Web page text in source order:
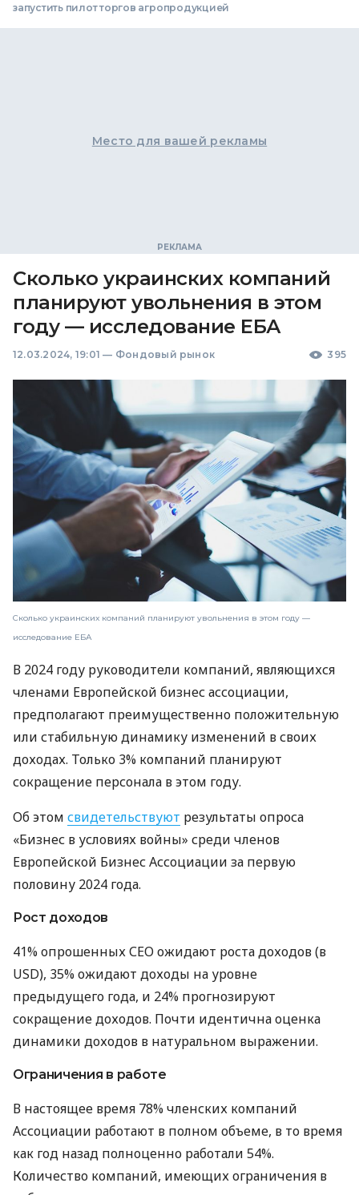
запустить пилот торгов агропродукцией
Место для вашей рекламы
Сколько украинских компаний
планируют увольнения в этом
году — исследование ЕБА
12.03.2024, 19:01 — Фондовый рынок 395
Сколько украинских компаний планируют увольнения в этом году —
исследование ЕБА
В 2024 году руководители компаний, являющихся
членами Европейской бизнес ассоциации,
предполагают преимущественно положительную
или стабильную динамику изменений в своих
доходах. Только 3% компаний планируют
сокращение персонала в этом году.
Об этом свидетельствуют результаты опроса
«Бизнес в условиях войны» среди членов
Европейской Бизнес Ассоциации за первую
половину 2024 года.
Рост доходов
41% опрошенных СЕО ожидают роста доходов (в
USD), 35% ожидают доходы на уровне
предыдущего года, и 24% прогнозируют
сокращение доходов. Почти идентична оценка
динамики доходов в натуральном выражении.
Ограничения в работе
В настоящее время 78% членских компаний
Ассоциации работают в полном объеме, в то время
как год назад полноценно работали 54%.
Количество компаний, имеющих ограничения в